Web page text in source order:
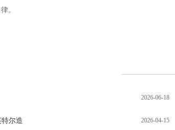
。
2026-06-18
尔造 2026-04-15